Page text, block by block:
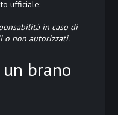
ufficiale:
in caso di
o non autorizzati.
brano